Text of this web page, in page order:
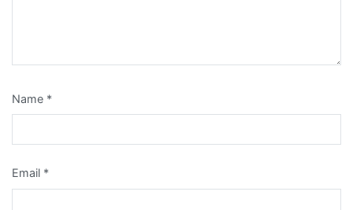
Name *
Email *